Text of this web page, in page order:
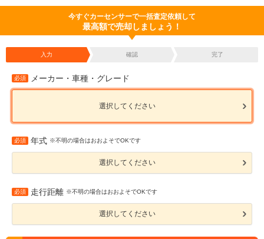
今すぐカーセンサーで一括査定依頼して
最高額で売却しましょう！
入力 確認 完了
必須 メーカー・車種・グレード
選択してください
必須 年式 ※不明の場合はおおよそでOKです
選択してください
必須 走行距離 ※不明の場合はおおよそでOKです
選択してください